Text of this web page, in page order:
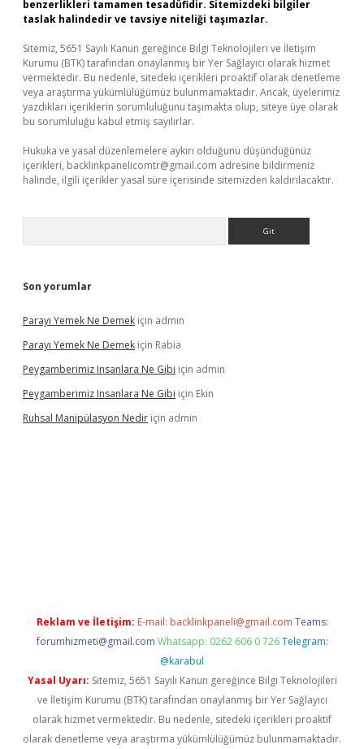
benzerlikleri tamamen tesadüfidir. Sitemizdeki bilgiler
taslak halindedir ve tavsiye niteliği taşımazlar.
Sitemiz, 5651 Sayılı Kanun gereğince Bilgi Teknolojileri ve İletişim
Kurumu (BTK) tarafından onaylanmış bir Yer Sağlayıcı olarak hizmet
vermektedir. Bu nedenle, sitedeki içerikleri proaktif olarak denetleme
veya araştırma yükümlülüğümüz bulunmamaktadır. Ancak, üyelerimiz
yazdıkları içeriklerin sorumluluğunu taşımakta olup, siteye üye olarak
bu sorumluluğu kabul etmiş sayılırlar.
Hukuka ve yasal düzenlemelere aykırı olduğunu düşündüğünüz
içerikleri, backlinkpanelicomtr@gmail.com adresine bildirmeniz
halinde, ilgili içerikler yasal süre içerisinde sitemizden kaldırılacaktır.
Son yorumlar
Parayı Yemek Ne Demek için admin
Parayı Yemek Ne Demek için Rabia
Peygamberimiz Insanlara Ne Gibi için admin
Peygamberimiz Insanlara Ne Gibi için Ekin
Ruhsal Manipülasyon Nedir için admin
Reklam ve İletişim: E-mail: backlinkpaneli@gmail.com Teams:
forumhizmeti@gmail.com Whatsapp: 0262 606 0 726 Telegram:
@karabul
Yasal Uyarı: Sitemiz, 5651 Sayılı Kanun gereğince Bilgi Teknolojileri
ve İletişim Kurumu (BTK) tarafından onaylanmış bir Yer Sağlayıcı
olarak hizmet vermektedir. Bu nedenle, sitedeki içerikleri proaktif
olarak denetleme veya araştırma yükümlülüğümüz bulunmamaktadır.